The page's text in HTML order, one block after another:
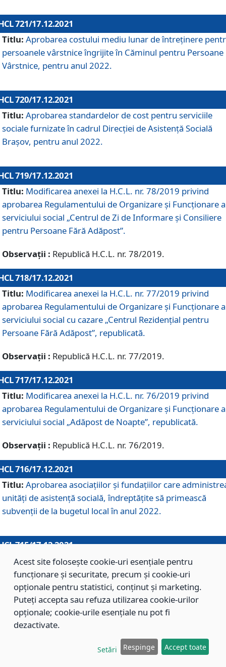
721/17.12.2021
Titlu: Aprobarea costului mediu lunar de întreţinere
persoanele vârstnice îngrijite în Căminul pentru Persoane
Vârstnice, pentru anul 2022.
720/17.12.2021
Titlu: Aprobarea standardelor de cost pentru serviciile
sociale furnizate în cadrul Direcției de Asistență Socială
Brașov, pentru anul 2022.
719/17.12.2021
Titlu: Modificarea anexei la H.C.L. nr. 78/2019 privind
aprobarea Regulamentului de Organizare și Funcționare
serviciului social „Centrul de Zi de Informare şi Consiliere
pentru Persoane Fără Adăpost”.
Observații : Republică H.C.L. nr. 78/2019.
718/17.12.2021
Titlu: Modificarea anexei la H.C.L. nr. 77/2019 privind
aprobarea Regulamentului de Organizare și Funcționare
serviciului social cu cazare „Centrul Rezidențial pentru
Persoane Fără Adăpost”, republicată.
Observații : Republică H.C.L. nr. 77/2019.
717/17.12.2021
Titlu: Modificarea anexei la H.C.L. nr. 76/2019 privind
aprobarea Regulamentului de Organizare şi Funcționare
serviciului social „Adăpost de Noapte”, republicată.
Observații : Republică H.C.L. nr. 76/2019.
716/17.12.2021
Titlu: Aprobarea asociaţiilor şi fundaţiilor care
unităţi de asistenţă socială, îndreptăţite să primească
subvenţii de la bugetul local în anul 2022.
715/17.12.2021
Titlu: Aprobarea Planului de acţiuni sau lucrări de interes
local pentru anul 2022.
714/17.12.2021
Titlu: Modificarea Anexei la H.C.L. nr. 709/2020 privind
aprobarea Regulamentului de Organizare şi Funcţionare
Direcţiei de Asistenţă Socială Braşov.
Acest site folosește cookie-uri esențiale pentru
funcționare și securitate, precum și cookie-uri
opționale pentru statistici, conținut și marketing.
Puteți accepta sau refuza utilizarea cookie-urilor
opționale; cookie-urile esențiale nu pot fi
dezactivate.
Setări Respinge Accept toate